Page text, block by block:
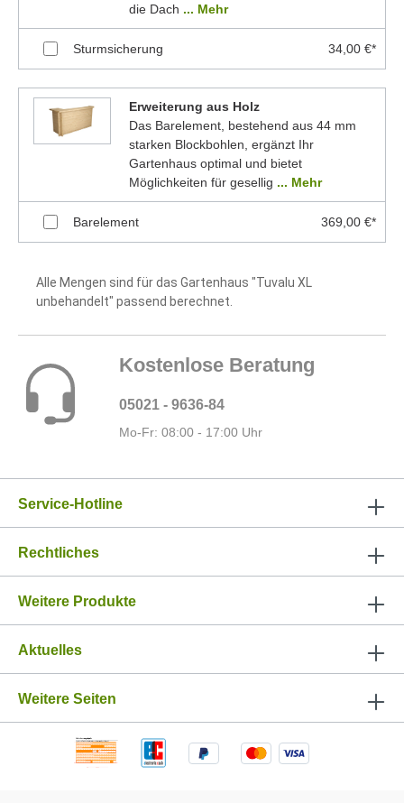
die Dach ... Mehr
Sturmsicherung 34,00 €*
Erweiterung aus Holz
Das Barelement, bestehend aus 44 mm
starken Blockbohlen, ergänzt Ihr
Gartenhaus optimal und bietet
Möglichkeiten für gesellig ... Mehr
Barelement 369,00 €*
Alle Mengen sind für das Gartenhaus "Tuvalu XL
unbehandelt" passend berechnet.
Kostenlose Beratung
05021 - 9636-84
Mo-Fr: 08:00 - 17:00 Uhr
Service-Hotline
Rechtliches
Weitere Produkte
Aktuelles
Weitere Seiten